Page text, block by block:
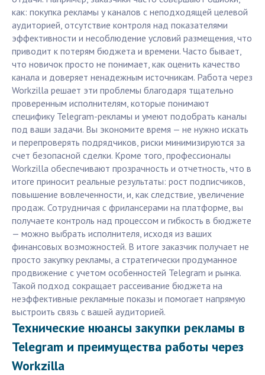
как: покупка рекламы у каналов с неподходящей целевой
аудиторией, отсутствие контроля над показателями
эффективности и несоблюдение условий размещения, что
приводит к потерям бюджета и времени. Часто бывает,
что новичок просто не понимает, как оценить качество
канала и доверяет ненадежным источникам. Работа через
Workzilla решает эти проблемы благодаря тщательно
проверенным исполнителям, которые понимают
специфику Telegram-рекламы и умеют подобрать каналы
под ваши задачи. Вы экономите время — не нужно искать
и перепроверять подрядчиков, риски минимизируются за
счет безопасной сделки. Кроме того, профессионалы
Workzilla обеспечивают прозрачность и отчетность, что в
итоге приносит реальные результаты: рост подписчиков,
повышение вовлеченности, и, как следствие, увеличение
продаж. Сотрудничая с фрилансерами на платформе, вы
получаете контроль над процессом и гибкость в бюджете
— можно выбрать исполнителя, исходя из ваших
финансовых возможностей. В итоге заказчик получает не
просто закупку рекламы, а стратегически продуманное
продвижение с учетом особенностей Telegram и рынка.
Такой подход сокращает рассеивание бюджета на
неэффективные рекламные показы и помогает напрямую
выстроить связь с вашей аудиторией.
Технические нюансы закупки рекламы в
Telegram и преимущества работы через
Workzilla